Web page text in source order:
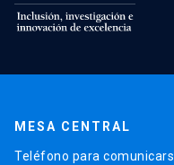
MESA CENTRAL
Teléfono para